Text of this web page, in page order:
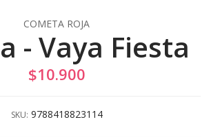
COMETA ROJA
- Vaya Fiesta
$10.900
SKU: 9788418823114